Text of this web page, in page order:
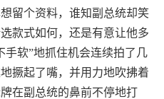
留个资料，谁知副总统却笑
款式如何，还是有意让他多
手软”地抓住机会连续拍了几
撅起了嘴，并用力地吹拂着
在副总统的鼻前不停地打